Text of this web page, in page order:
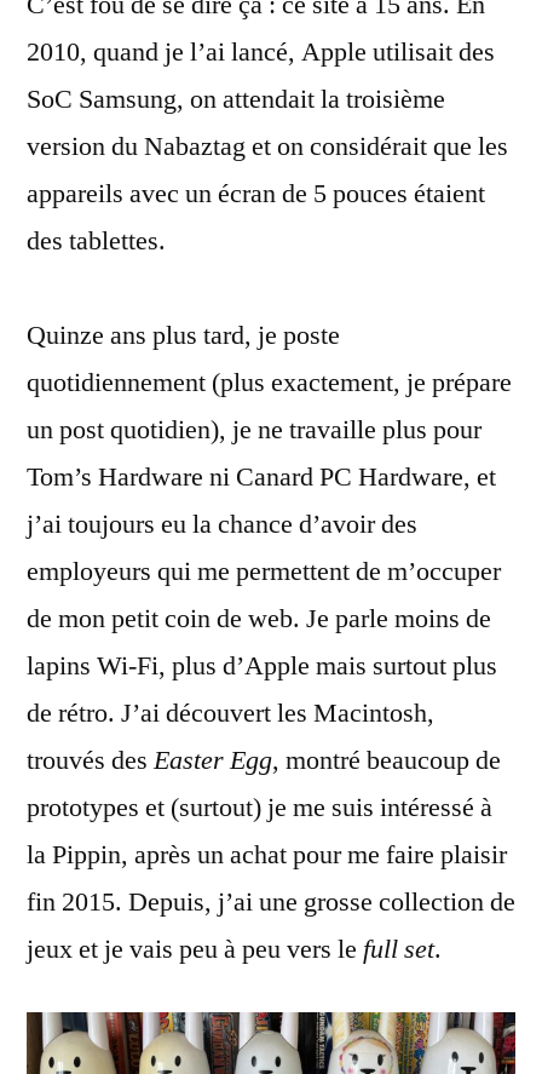
2010, quand je l’ai lancé, Apple utilisait des
SoC Samsung, on attendait la troisième
version du Nabaztag et on considérait que les
appareils avec un écran de 5 pouces étaient
des tablettes.
Quinze ans plus tard, je poste
quotidiennement (plus exactement, je prépare
un post quotidien), je ne travaille plus pour
Tom’s Hardware ni Canard PC Hardware, et
j’ai toujours eu la chance d’avoir des
employeurs qui me permettent de m’occuper
de mon petit coin de web. Je parle moins de
lapins Wi-Fi, plus d’Apple mais surtout plus
de rétro. J’ai découvert les Macintosh,
trouvés desEaster Egg, montré beaucoup de
prototypes et (surtout) je me suis intéressé à
la Pippin, après un achat pour me faire plaisir
fin 2015. Depuis, j’ai une grosse collection de
jeux et je vais peu à peu vers le full set.